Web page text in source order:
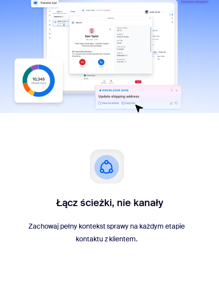
Łącz ścieżki, nie kanały
Zachowaj pełny kontekst sprawy na każdym etapie
kontaktu z klientem.